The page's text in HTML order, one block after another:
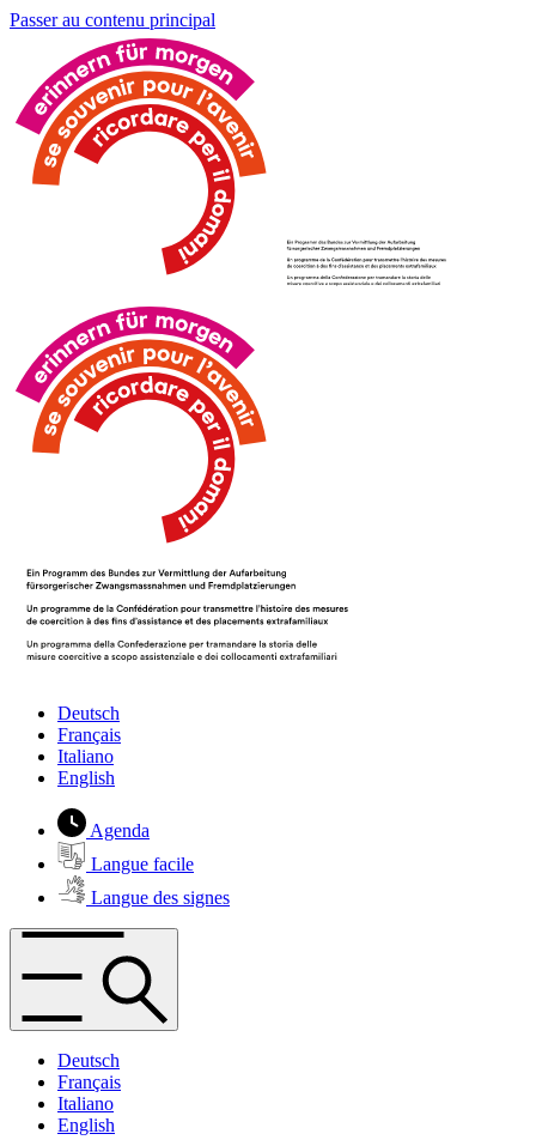
Passer au contenu principal
Deutsch
Français
Italiano
English
Agenda
Langue facile
Langue des signes
Deutsch
Français
Italiano
English